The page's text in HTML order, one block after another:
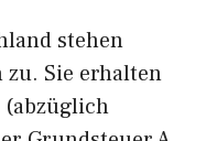
stehen
zu. Sie erhalten
(abzüglich